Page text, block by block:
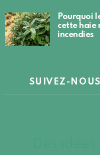
Pourquoi
cette haie
incendies
SUIVEZ-